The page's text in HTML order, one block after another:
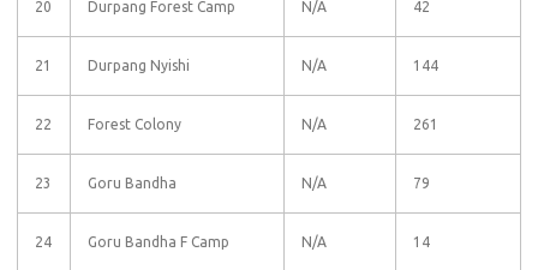
20 Durpang Forest Camp N/A 42
21 Durpang Nyishi N/A 144
22 Forest Colony N/A 261
23 Goru Bandha N/A 79
24 Goru Bandha F Camp N/A 14